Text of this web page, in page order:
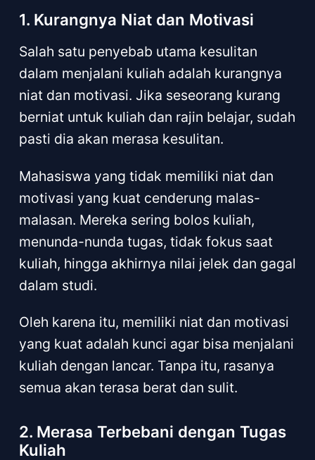
1. Kurangnya Niat dan Motivasi
Salah satu penyebab utama kesulitan
dalam menjalani kuliah adalah kurangnya
niat dan motivasi. Jika seseorang kurang
berniat untuk kuliah dan rajin belajar, sudah
pasti dia akan merasa kesulitan.
Mahasiswa yang tidak memiliki niat dan
motivasi yang kuat cenderung malas-
malasan. Mereka sering bolos kuliah,
menunda-nunda tugas, tidak fokus saat
kuliah, hingga akhirnya nilai jelek dan gagal
dalam studi.
Oleh karena itu, memiliki niat dan motivasi
yang kuat adalah kunci agar bisa menjalani
kuliah dengan lancar. Tanpa itu, rasanya
semua akan terasa berat dan sulit.
2. Merasa Terbebani dengan Tugas
Kuliah